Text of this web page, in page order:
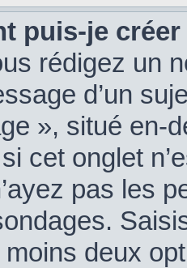
puis-je
rédigez un
d’un
», situé en-
cet onglet
pas les
deux